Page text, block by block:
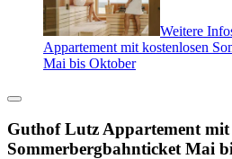
Weitere
Appartement mit kostenlosen
Mai bis Oktober
Guthof Lutz Appartement mit
Sommerbergbahnticket Mai